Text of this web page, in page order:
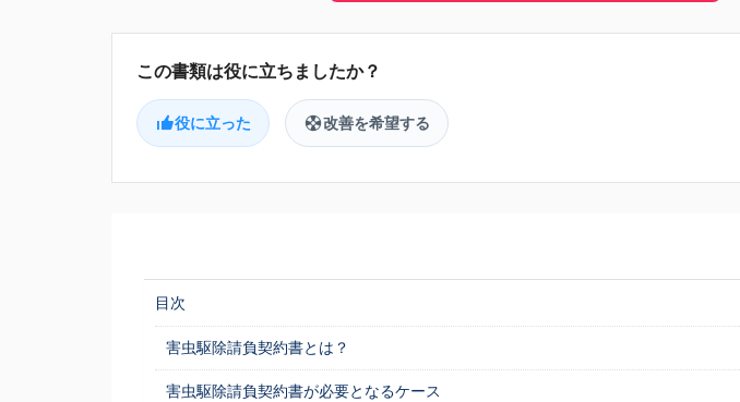
役に立った 改善を希望する
目次
害虫駆除請負契約書とは？
害虫駆除請負契約書が必要となるケース